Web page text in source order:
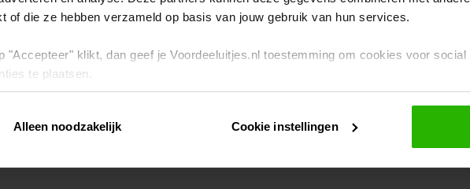
of die ze hebben verzameld op basis van jouw gebruik van hun services.
"Accepteer" klikt, dan geef je Voordeeluitjes.nl toestemming om cookies voor
te plaatsen.
instellingen" kun je ook zelf instellen welke cookies worden geplaatst. Je kunt je
op onscookiebeleid.
Alleen noodzakelijk Cookie instellingen